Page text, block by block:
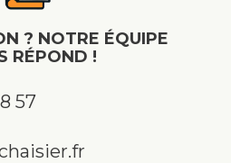
? NOTRE ÉQUIPE
RÉPOND !
57